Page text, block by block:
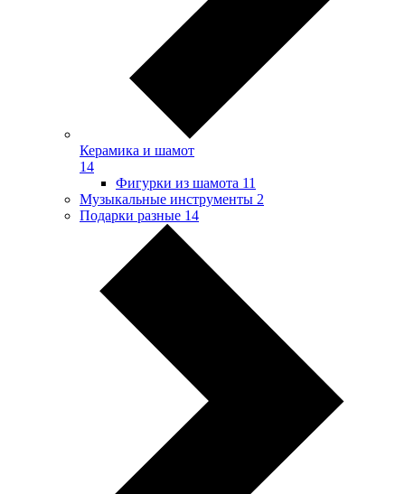
Керамика и шамот
14
Фигурки из шамота 11
Музыкальные инструменты 2
Подарки разные 14